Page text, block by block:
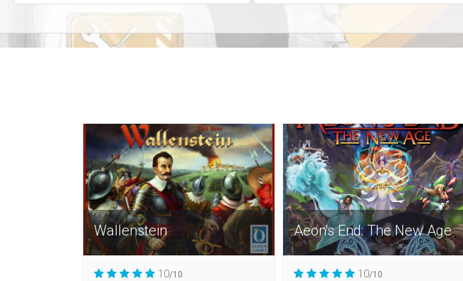
Wallenstein
10/10
Aeon's End: The New Age
10/10